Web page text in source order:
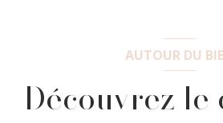
AUTOUR DU
Découvrez